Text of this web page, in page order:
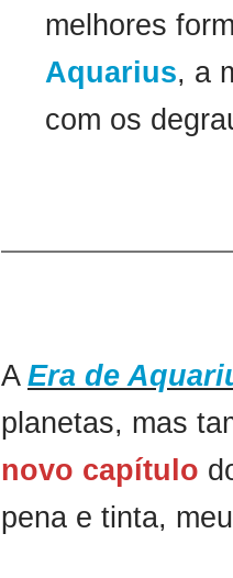
melhores
Aquarius, a
com os
AEra de
planetas, mas
novo capítulo
pena e tinta,